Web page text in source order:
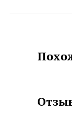
различных
многое другое.
неповторимый и